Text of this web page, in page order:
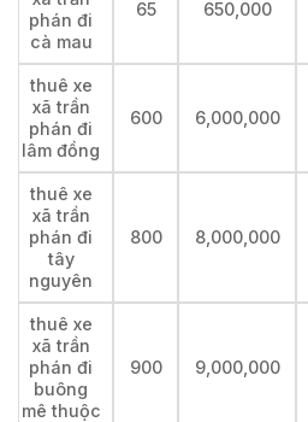
phán đi
cà mau
65 650,000
thuê xe
xã trần
phán đi
lâm đồng
600 6,000,000
thuê xe
xã trần
phán đi
tây
nguyên
800 8,000,000
thuê xe
xã trần
phán đi
buông
mê thuộc
900 9,000,000